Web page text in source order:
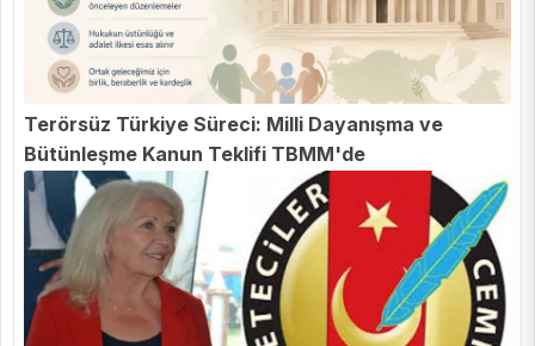
Terörsüz Türkiye Süreci: Milli Dayanışma ve
Bütünleşme Kanun Teklifi TBMM'de